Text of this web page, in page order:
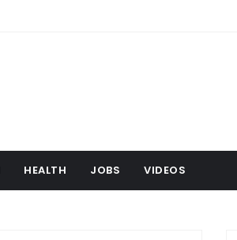
HEALTH JOBS VIDEOS